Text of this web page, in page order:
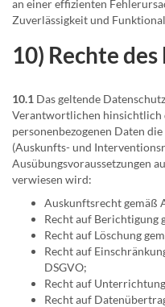
an einer effizienten
Zuverlässigkeit und
10) Rechte
10.1 Das geltende
Verantwortlichen hinsichtlich
personenbezogenen Daten
(Auskunfts- und
Ausübungsvoraussetzungen
verwiesen wird:
Auskunftsrecht gemäß
Recht auf Berichtigung
Recht auf Löschung
Recht auf
DSGVO;
Recht auf
Recht auf